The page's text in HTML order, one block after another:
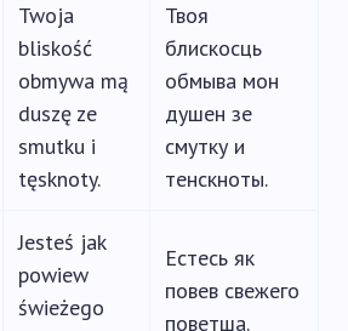
Twoja
bliskość
obmywa mą
duszę ze
smutku i
tęsknoty.
Твоя
блискосць
обмыва мон
душен зе
смутку и
тенскноты.
Jesteś jak
powiew
świeżego
Естесь як
повев свежего
поветша.